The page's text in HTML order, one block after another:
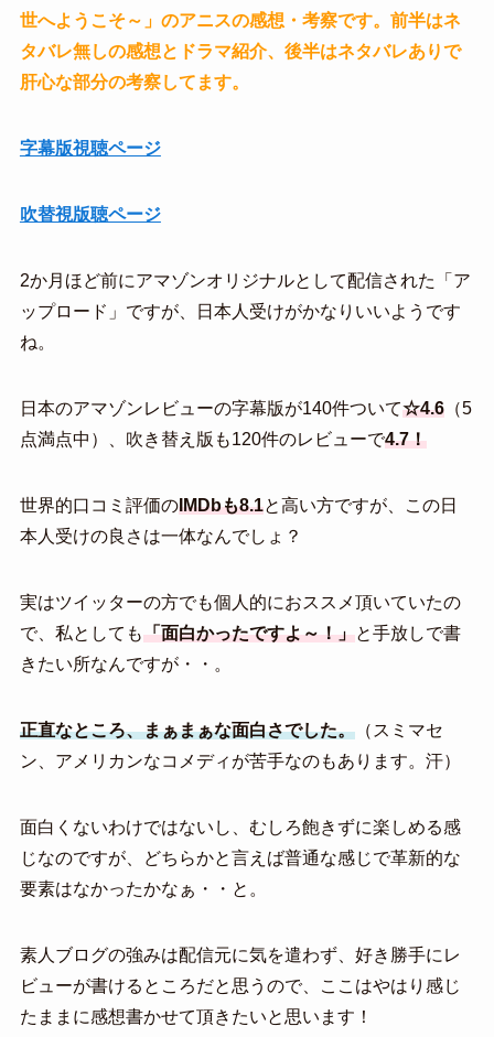
世へようこそ～」のアニスの感想・考察です。前半はネ
タバレ無しの感想とドラマ紹介、後半はネタバレありで
肝心な部分の考察してます。
字幕版視聴ページ
吹替視版聴ページ
2か月ほど前にアマゾンオリジナルとして配信された「ア
ップロード」ですが、日本人受けがかなりいいようです
ね。
日本のアマゾンレビューの字幕版が140件ついて☆4.6（5
点満点中）、吹き替え版も120件のレビューで4.7！
世界的口コミ評価のIMDbも8.1と高い方ですが、この日
本人受けの良さは一体なんでしょ？
実はツイッターの方でも個人的におススメ頂いていたの
で、私としても「面白かったですよ～！」と手放しで書
きたい所なんですが・・。
正直なところ、まぁまぁな面白さでした。（スミマセ
ン、アメリカンなコメディが苦手なのもあります。汗）
面白くないわけではないし、むしろ飽きずに楽しめる感
じなのですが、どちらかと言えば普通な感じで革新的な
要素はなかったかなぁ・・と。
素人ブログの強みは配信元に気を遣わず、好き勝手にレ
ビューが書けるところだと思うので、ここはやはり感じ
たままに感想書かせて頂きたいと思います！